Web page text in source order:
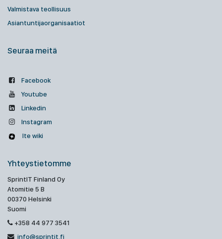
Valmistava teollisuus
Asiantuntijaorganisaatiot
Seuraa meitä
Facebook
Youtube
Linkedin
Instagram
Ite wiki
Yhteystietomme
SprintIT Finland Oy
Atomitie 5 B
00370 Helsinki
Suomi
+358 44 977 3541
info@sprintit.fi